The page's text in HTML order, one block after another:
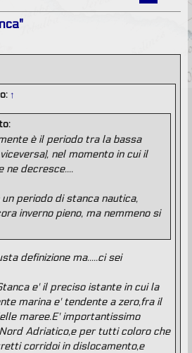
↑
è il periodo tra la bassa
nel momento in cui il
ne decresce....
periodo di stanca nautica,
inverno pieno, ma nemmeno si
definizione ma.....ci sei
e' il preciso istante in cui la
marina e' tendente a zero,fra il
maree.E' importantissimo
Adriatico,e per tutti coloro che
corridoi in dislocamento,e